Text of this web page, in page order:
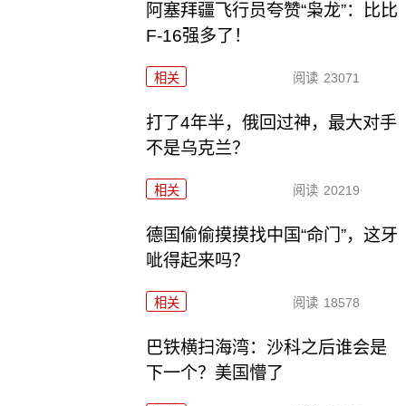
阿塞拜疆飞行员夸赞“枭龙”：比比
F-16强多了！
相关 阅读 23071
打了4年半，俄回过神，最大对手
不是乌克兰？
相关 阅读 20219
德国偷偷摸摸找中国“命门”，这牙
呲得起来吗？
相关 阅读 18578
巴铁横扫海湾：沙科之后谁会是
下一个？美国懵了